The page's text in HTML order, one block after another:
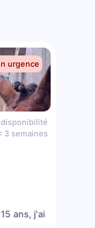
urgence
disponibilité
3 semaines
ans, j'ai